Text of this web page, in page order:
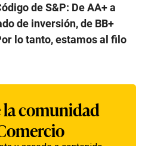
de S&P: De AA+ a
de inversión, de BB+
lo tanto, estamos al filo